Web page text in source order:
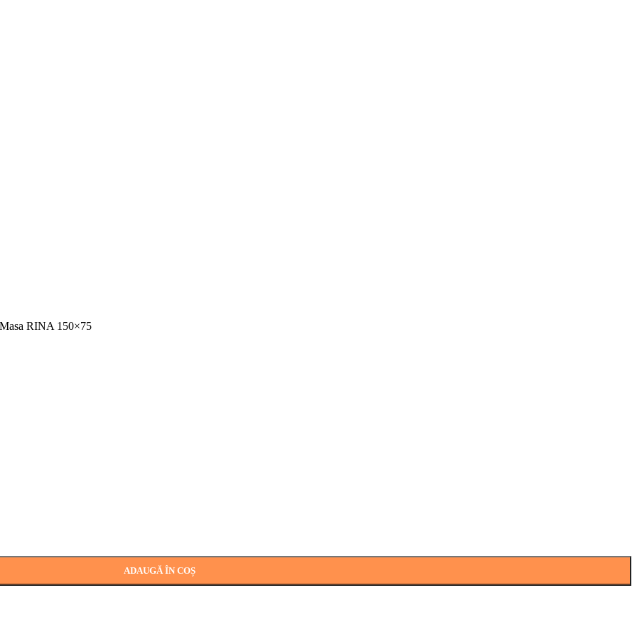
Masa RINA 150×75
ADAUGĂ ÎN COȘ